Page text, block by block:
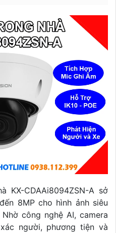
KX-CDAAi8094ZSN-A sở
8MP cho hình ảnh siêu
công nghệ AI, camera
người, phương tiện và